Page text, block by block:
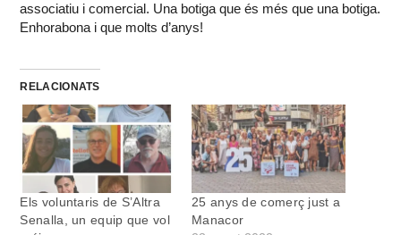
associatiu i comercial. Una botiga que és més que una botiga.
Enhorabona i que molts d’anys!
RELACIONATS
Els voluntaris de S’Altra
Senalla, un equip que vol
25 anys de comerç just a
Manacor